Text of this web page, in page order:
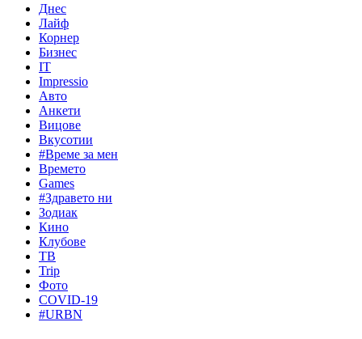
Днес
Лайф
Корнер
Бизнес
IT
Impressio
Авто
Анкети
Вицове
Вкусотии
#Време за мен
Времето
Games
#Здравето ни
Зодиак
Кино
Клубове
ТВ
Trip
Фото
COVID-19
#URBN